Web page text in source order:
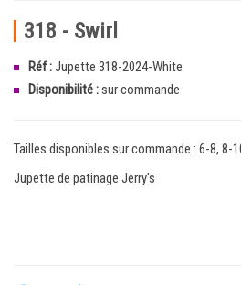
318 - Swirl
Réf :Jupette 318-2024-White
Disponibilité :sur commande
Tailles disponibles sur commande : 6-8, 8-
Jupette de patinage Jerry's